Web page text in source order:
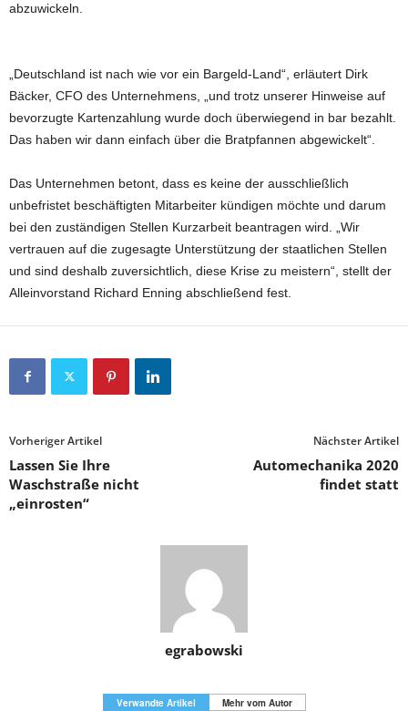
abzuwickeln.
„Deutschland ist nach wie vor ein Bargeld-Land“, erläutert Dirk
Bäcker, CFO des Unternehmens, „und trotz unserer Hinweise auf
bevorzugte Kartenzahlung wurde doch überwiegend in bar bezahlt.
Das haben wir dann einfach über die Bratpfannen abgewickelt“.
Das Unternehmen betont, dass es keine der ausschließlich
unbefristet beschäftigten Mitarbeiter kündigen möchte und darum
bei den zuständigen Stellen Kurzarbeit beantragen wird. „Wir
vertrauen auf die zugesagte Unterstützung der staatlichen Stellen
und sind deshalb zuversichtlich, diese Krise zu meistern“, stellt der
Alleinvorstand Richard Enning abschließend fest.
Vorheriger Artikel
Lassen Sie Ihre
Waschstraße nicht
„einrosten“
Nächster Artikel
Automechanika 2020
findet statt
egrabowski
Verwandte Artikel
Mehr vom Autor